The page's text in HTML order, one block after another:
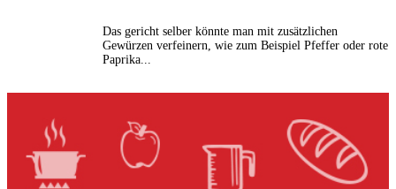
Das gericht selber könnte man mit zusätzlichen
Gewürzen verfeinern, wie zum Beispiel Pfeffer oder rote
Paprika...